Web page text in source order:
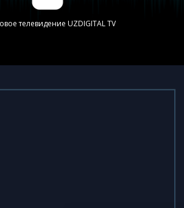
электронного лицензирования